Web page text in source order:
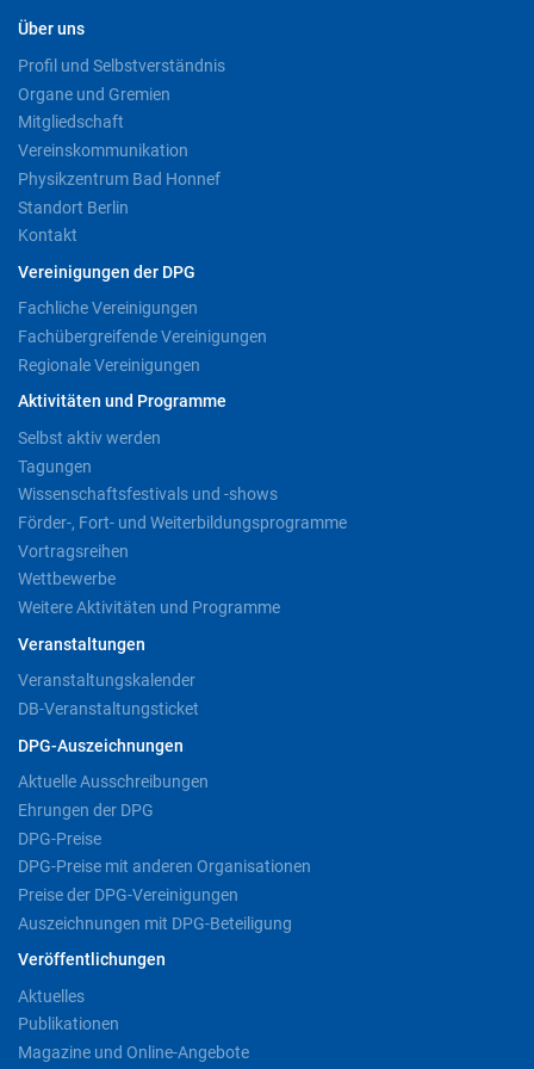
Über uns
Profil und Selbstverständnis
Organe und Gremien
Mitgliedschaft
Vereinskommunikation
Physikzentrum Bad Honnef
Standort Berlin
Kontakt
Vereinigungen der DPG
Fachliche Vereinigungen
Fachübergreifende Vereinigungen
Regionale Vereinigungen
Aktivitäten und Programme
Selbst aktiv werden
Tagungen
Wissenschaftsfestivals und -shows
Förder-, Fort- und Weiterbildungsprogramme
Vortragsreihen
Wettbewerbe
Weitere Aktivitäten und Programme
Veranstaltungen
Veranstaltungskalender
DB-Veranstaltungsticket
DPG-Auszeichnungen
Aktuelle Ausschreibungen
Ehrungen der DPG
DPG-Preise
DPG-Preise mit anderen Organisationen
Preise der DPG-Vereinigungen
Auszeichnungen mit DPG-Beteiligung
Veröffentlichungen
Aktuelles
Publikationen
Magazine und Online-Angebote